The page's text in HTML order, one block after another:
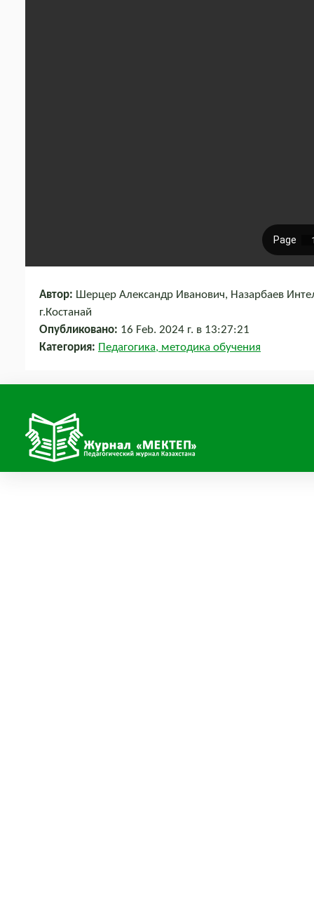
Автор: Шерцер Александр Иванович, Назарбаев
г.Костанай
Опубликовано: 16 Feb. 2024 г. в 13:27:21
Категория: Педагогика, методика обучения